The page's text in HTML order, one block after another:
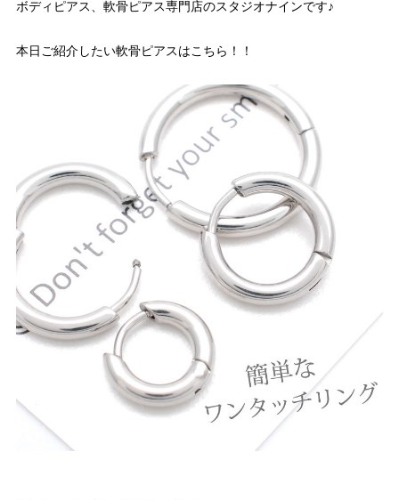
ボディピアス、軟骨ピアス専門店のスタジオナインです♪
本日ご紹介したい軟骨ピアスはこちら！！